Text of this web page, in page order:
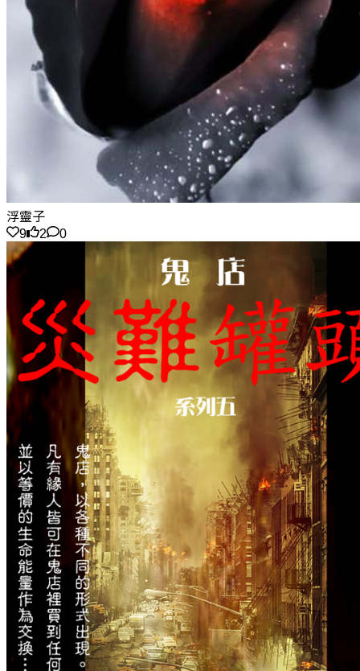
浮靈子
9
2 0